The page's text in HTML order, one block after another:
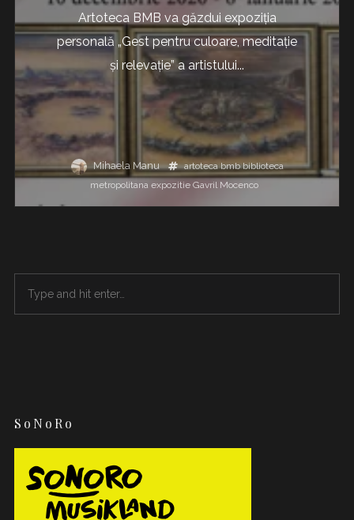
Artoteca BMB va găzdui expoziția
personală „Gest pentru culoare, meditaţie
şi relevaţie” a artistului...
Mihaela Manu artoteca bmb biblioteca
metropolitana expozitie Gavril Mocenco
SoNoRo